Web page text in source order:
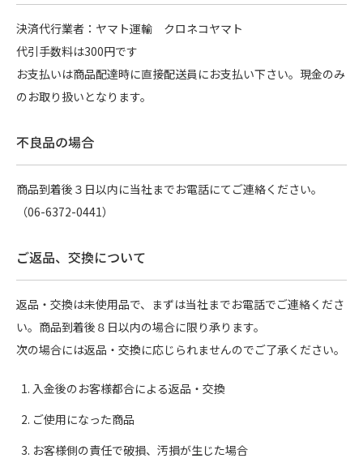
決済代行業者：ヤマト運輸 クロネコヤマト
代引手数料は300円です
お支払いは商品配達時に直接配送員にお支払い下さい。現金のみ
のお取り扱いとなります。
不良品の場合
商品到着後３日以内に当社までお電話にてご連絡ください。
（06-6372-0441）
ご返品、交換について
返品・交換は未使用品で、まずは当社までお電話でご連絡くださ
い。商品到着後８日以内の場合に限り承ります。
次の場合には返品・交換に応じられませんのでご了承ください。
入金後のお客様都合による返品・交換
ご使用になった商品
お客様側の責任で破損、汚損が生じた場合